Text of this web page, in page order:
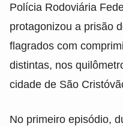
Polícia Rodoviária
protagonizou a prisão
flagrados com
distintas, nos
cidade de São
No primeiro episódio,